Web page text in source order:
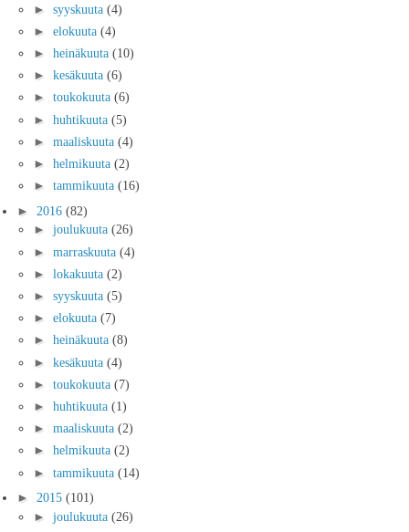
► syyskuuta (4)
► elokuuta (4)
► heinäkuuta (10)
► kesäkuuta (6)
► toukokuuta (6)
► huhtikuuta (5)
► maaliskuuta (4)
► helmikuuta (2)
► tammikuuta (16)
► 2016 (82)
► joulukuuta (26)
► marraskuuta (4)
► lokakuuta (2)
► syyskuuta (5)
► elokuuta (7)
► heinäkuuta (8)
► kesäkuuta (4)
► toukokuuta (7)
► huhtikuuta (1)
► maaliskuuta (2)
► helmikuuta (2)
► tammikuuta (14)
► 2015 (101)
► joulukuuta (26)